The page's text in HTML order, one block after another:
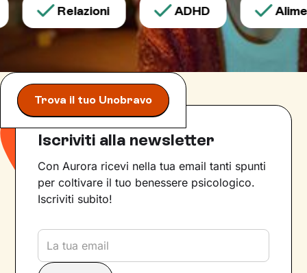
Relazioni ADHD
Trova il tuo Unobravo
Iscriviti alla newsletter
Con Aurora ricevi nella tua email tanti spunti
per coltivare il tuo benessere psicologico.
Iscriviti subito!